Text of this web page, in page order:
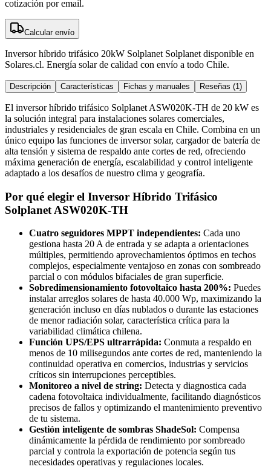
cotización por email.
Calcular envío
Inversor híbrido trifásico 20kW Solplanet Solplanet disponible en
Solares.cl. Energía solar de calidad con envío a todo Chile.
Descripción Características Fichas y manuales Reseñas (1)
El inversor híbrido trifásico Solplanet ASW020K-TH de 20 kW es
la solución integral para instalaciones solares comerciales,
industriales y residenciales de gran escala en Chile. Combina en un
único equipo las funciones de inversor solar, cargador de batería de
alta tensión y sistema de respaldo ante cortes de red, ofreciendo
máxima generación de energía, escalabilidad y control inteligente
adaptado a los desafíos de nuestro clima y geografía.
Por qué elegir el Inversor Híbrido Trifásico
Solplanet ASW020K-TH
Cuatro seguidores MPPT independientes: Cada uno
gestiona hasta 20 A de entrada y se adapta a orientaciones
múltiples, permitiendo aprovechamientos óptimos en techos
complejos, especialmente ventajoso en zonas con sombreado
parcial o con módulos bifaciales de gran superficie.
Sobredimensionamiento fotovoltaico hasta 200%: Puedes
instalar arreglos solares de hasta 40.000 Wp, maximizando la
generación incluso en días nublados o durante las estaciones
de menor radiación solar, característica crítica para la
variabilidad climática chilena.
Función UPS/EPS ultrarrápida: Conmuta a respaldo en
menos de 10 milisegundos ante cortes de red, manteniendo la
continuidad operativa en comercios, industrias y servicios
críticos sin interrupciones perceptibles.
Monitoreo a nivel de string: Detecta y diagnostica cada
cadena fotovoltaica individualmente, facilitando diagnósticos
precisos de fallos y optimizando el mantenimiento preventivo
de tu sistema.
Gestión inteligente de sombras ShadeSol: Compensa
dinámicamente la pérdida de rendimiento por sombreado
parcial y controla la exportación de potencia según tus
necesidades operativas y regulaciones locales.